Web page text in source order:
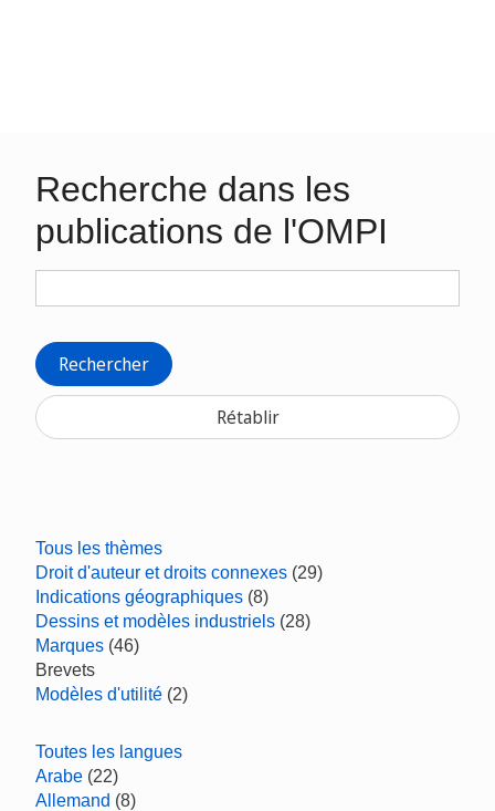
Recherche dans les
publications de l'OMPI
Rechercher
Rétablir
Tous les thèmes
Droit d'auteur et droits connexes (29)
Indications géographiques (8)
Dessins et modèles industriels (28)
Marques (46)
Brevets
Modèles d'utilité (2)
Toutes les langues
Arabe (22)
Allemand (8)